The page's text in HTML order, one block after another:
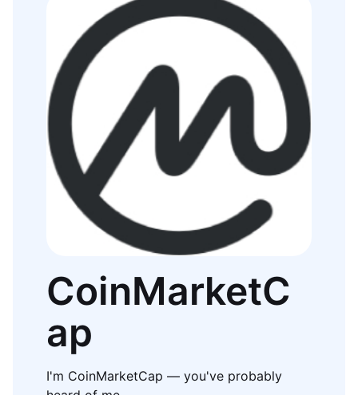
CoinMarketC
ap
I'm CoinMarketCap — you've probably